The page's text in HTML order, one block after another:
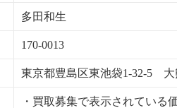
多田和生
170-0013
東京都豊島区東池袋1-32-5 大
・買取募集で表示されている